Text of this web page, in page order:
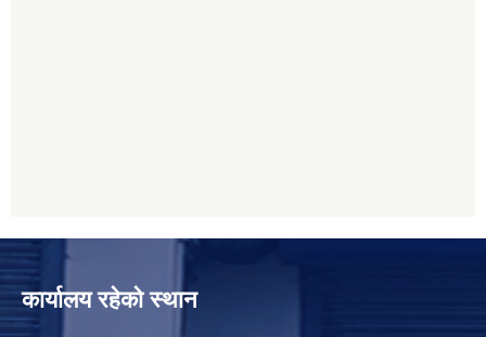
कार्यालय रहेको स्थान